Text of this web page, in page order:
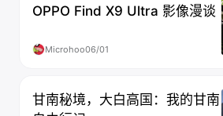
OPPO Find X9 Ultra 影像漫谈
Microhoo06/01
甘南秘境，大白高国：我的甘南